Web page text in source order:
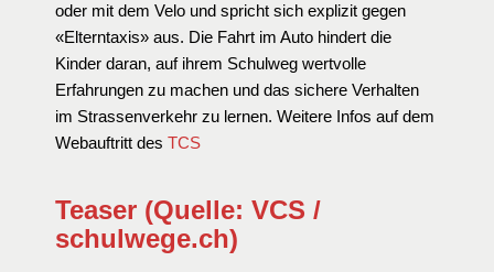
oder mit dem Velo und spricht sich explizit gegen
«Elterntaxis» aus. Die Fahrt im Auto hindert die
Kinder daran, auf ihrem Schulweg wertvolle
Erfahrungen zu machen und das sichere Verhalten
im Strassenverkehr zu lernen. Weitere Infos auf dem
Webauftritt des TCS
Teaser (Quelle: VCS /
schulwege.ch)